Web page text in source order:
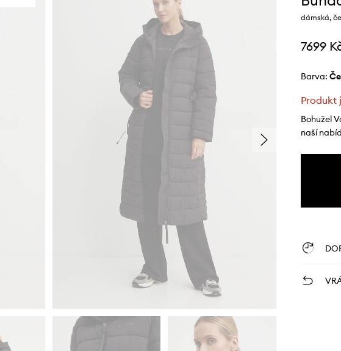
dámská,
7699
Barva:
Produkt
Bohužel
naší